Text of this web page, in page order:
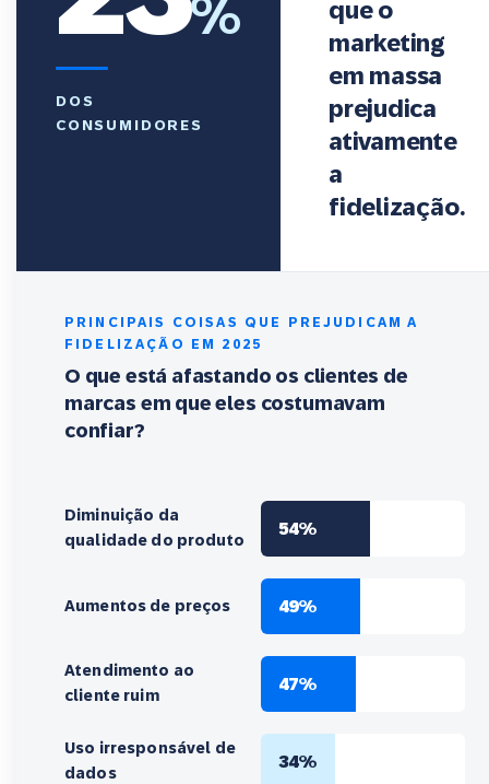
%
DOS
CONSUMIDORES
que o
marketing
em massa
prejudica
ativamente
a
fidelização.
PRINCIPAIS COISAS QUE PREJUDICAM A
FIDELIZAÇÃO EM 2025
O que está afastando os clientes de
marcas em que eles costumavam
confiar?
Diminuição da
qualidade do produto
54%
Aumentos de preços 49%
Atendimento ao
cliente ruim
47%
Uso irresponsável de
dados
34%